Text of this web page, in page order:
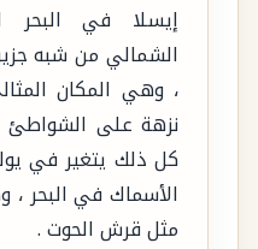
إيسلا في البحر
الشمالي من شبه
، وهي المكان
نزهة على الشواطئ
كل ذلك يتغير في
الأسماك في البحر ،
مثل قرش الحوت .